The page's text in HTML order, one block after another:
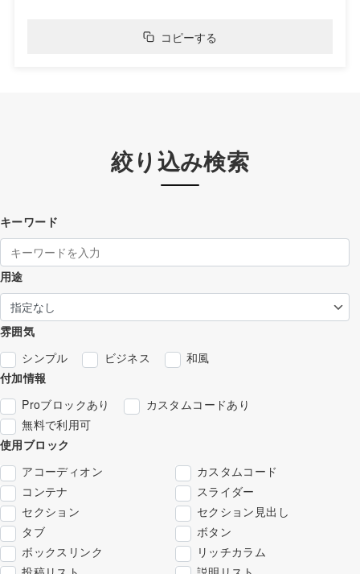
コピーする
絞り込み検索
キーワード
用途
雰囲気
シンプル
ビジネス
和風
付加情報
Proブロックあり
カスタムコードあり
無料で利用可
使用ブロック
アコーディオン
カスタムコード
コンテナ
スライダー
セクション
セクション見出し
タブ
ボタン
ボックスリンク
リッチカラム